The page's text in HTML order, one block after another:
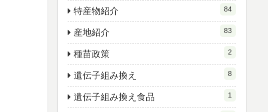
特産物紹介 84
産地紹介 83
種苗政策 2
遺伝子組み換え 8
遺伝子組み換え食品 1